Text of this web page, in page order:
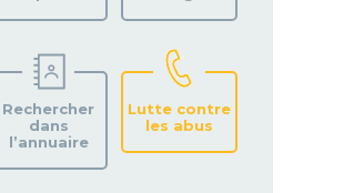
Rechercher
dans
l’annuaire
Lutte contre
les abus